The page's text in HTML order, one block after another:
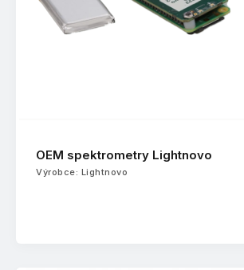
OEM spektrometry Lightnovo
Výrobce: Lightnovo